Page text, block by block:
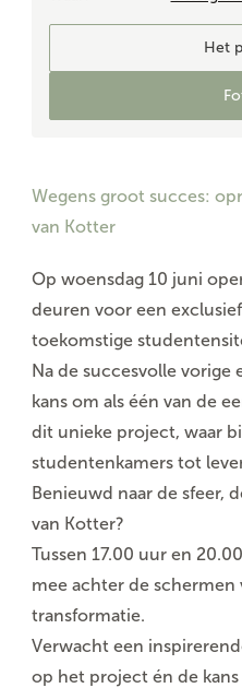
Het
Wegens groot succes:
van Kotter
Op woensdag 10 juni
deuren voor een
toekomstige
Na de succesvolle
kans om als één van de
dit unieke project, waar
studentenkamers tot
Benieuwd naar de sfeer,
van Kotter?
Tussen 17.00 uur en
mee achter de schermen
transformatie.
Verwacht een
op het project én de